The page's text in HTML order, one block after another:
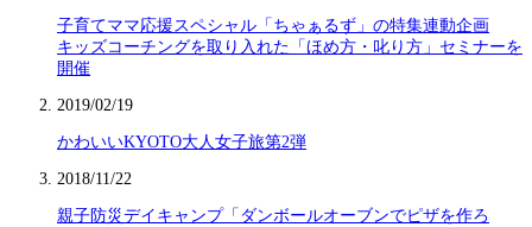
子育てママ応援スペシャル「ちゃぁるず」の特集連動企画
キッズコーチングを取り入れた「ほめ方・叱り方」セミナーを
開催
2019/02/19
かわいいKYOTO大人女子旅第2弾
2018/11/22
親子防災デイキャンプ「ダンボールオーブンでピザを作ろ